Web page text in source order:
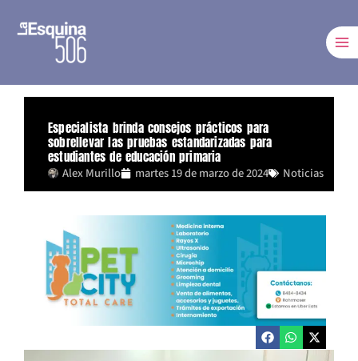
Especialista brinda consejos prácticos para
sobrellevar las pruebas estandarizadas para
estudiantes de educación primaria
Alex Murillo martes 19 de marzo de 2024 Noticias